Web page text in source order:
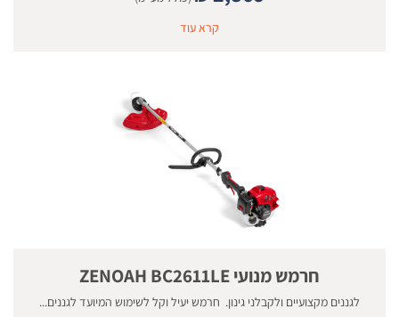
קרא עוד
חרמש מנועי ZENOAH BC2611LE
לגננים מקצועיים ולקבלני גינון. חרמש יעיל וקל לשימוש המיועד לגננים...